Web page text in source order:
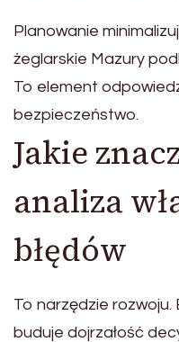
Planowanie
żeglarskie Mazury
To element
bezpieczeństwo.
Jakie
analiza
błędów
To narzędzie rozwoju.
buduje dojrzałość